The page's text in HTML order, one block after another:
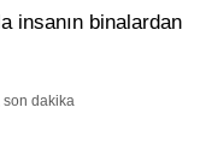
insanın binalardan
son dakika